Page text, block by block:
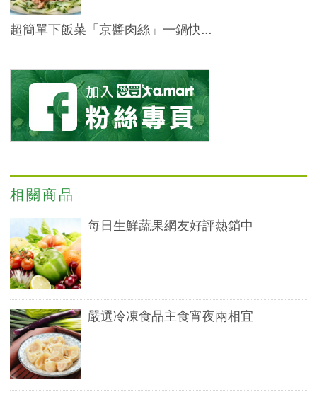
超簡單下飯菜「京醬肉絲」一鍋快...
相關商品
每日生鮮蔬果網友好評熱銷中
嚴選冷凍食品主食宵夜兩相宜